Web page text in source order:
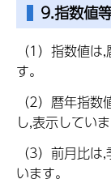
9.指数値
（1）指数値
す。
（2）暦年指
し,表示していま
（3）前月比
います。